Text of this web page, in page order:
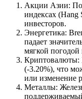
Акции Азии:
индексах
инвесторов.
Энергетика:
падает
мягкой
Криптовалюты:
(-3.20%), что
или изменение
Металлы: